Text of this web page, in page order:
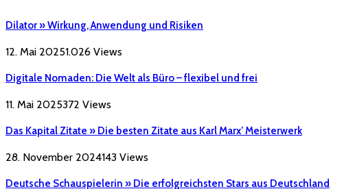
Dilator » Wirkung, Anwendung und Risiken
12. Mai 20251.026 Views
Digitale Nomaden: Die Welt als Büro – flexibel und frei
11. Mai 2025372 Views
Das Kapital Zitate » Die besten Zitate aus Karl Marx’ Meisterwerk
28. November 2024143 Views
Deutsche Schauspielerin » Die erfolgreichsten Stars aus Deutschland